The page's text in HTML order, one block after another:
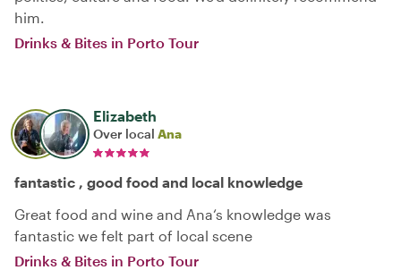
him.
Drinks & Bites in Porto Tour
Elizabeth
Over local Ana
fantastic , good food and local knowledge
Great food and wine and Ana‘s knowledge was
fantastic we felt part of local scene
Drinks & Bites in Porto Tour